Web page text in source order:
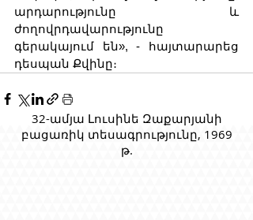
արդարությունը և
ժողովրդավարությունը
գերակայում են», - հայտարարեց
դեսպան Քվինը։
32-ամյա Լուսինե Զաքարյանի
բացառիկ տեսագրությունը, 1969
թ.